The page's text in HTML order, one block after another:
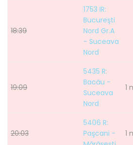
18:39
1753 IR:
Bucureşti
Nord Gr.A
- Suceava
Nord
19:09
5435 R:
Bacău -
Suceava
Nord
1
20:03
5406 R:
Paşcani -
1